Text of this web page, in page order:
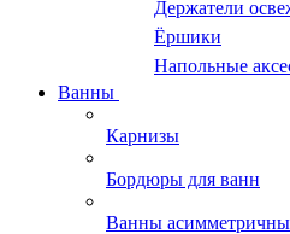
Держатели
Ёршики
Напольные
Ванны
Карнизы
Бордюры для ванн
Ванны